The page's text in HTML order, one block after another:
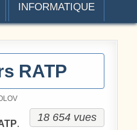
INFORMATIQUE
RATP
18 654 vues
.